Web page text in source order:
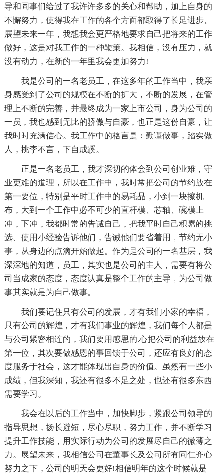
导和同事们给过了我许许多多的关心和帮助，加上自身的
不懈努力，使得我在工作的各个方面都取得了长足进步。
展望未来一年，我想我会更严格地要求自己把将来的工作
做好，这是对我工作的一种鞭策。我相信，没有压力，就
没有动力，在新的一年里我会更加努力!
我是公司的一名老员工，在这多年的工作当中，我亲
身感受到了公司的规模在不断的扩大，不断的发展，在管
理上不断的完善，并最终成为一家上市公司，身为公司的
一员，我也感到无比的骄傲与自豪，也正是这份自豪，让
我时时充满信心。我工作中的格言是：勤谨做事，踏实做
人，桃李不言，下自成蹊。
正是一名老员工，我才深切的体会到公司创业难，守
业更难的道理，所以在工作中，我时常把公司的节约放在
第一要位，特别是平时工作中的易耗品，小到一块擦机
布，大到一个工作中必不可少的直杆模、芯轴、碗模上
冲，下冲，我都时常的告诫自己，把我平时自己积累的挑
选、使用小经验告诉他们，告诫他们要省着用，节约无小
事，从身边的点滴开始做起。作为是公司的一名基层，我
深深地的知道，员工，其实也是公司的主人，需要有将公
司当成家的态度，态度认真是整个工作的主导，为公司做
事其实就是为自己做事。
我们要记住只有公司的发展，才有我们小家的幸福，
只有公司的辉煌，才有我们事业的辉煌，我们每个人都是
与公司紧密相连的，我们要用感恩的.心把公司的利益放在
第一位，其次要做感恩的事回馈于公司，还应有良好的态
度服务于社会，这才能体现出自身的价值。虽然有一些小
成绩，但我深知，我还有很多不足之处，也还有很多东西
需要学习。
我会在以后的工作当中，加快脚步，紧跟公司领导的
指导思想，扬长避短，尽心尽职，努力工作，并不断学习
提升工作技能，用实际行动为公司的发展尽自己的微薄之
力。展望未来，我相信公司在董事长及公司所有同仁齐心
努力之下，公司的明天会更好!相信明年的这个时候就是